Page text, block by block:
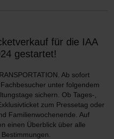
für die IAA
gestartet!
Ab sofort
unter folgendem
sichern. Ob Tages-,
zum Pressetag oder
Familienwochenende. Auf
einen Überblick über alle